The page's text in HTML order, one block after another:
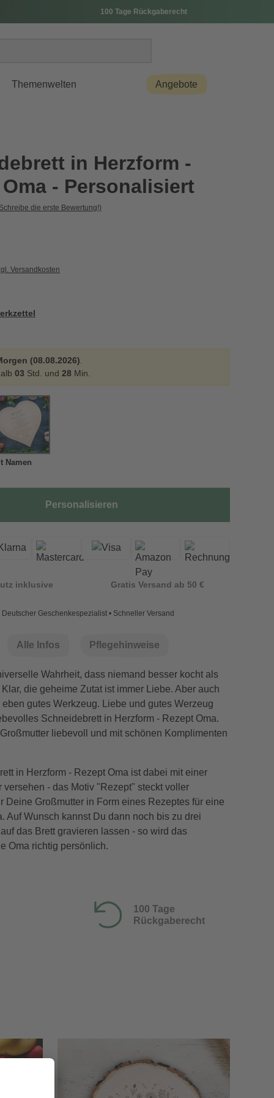
100 Tage Rückgaberecht
Themenwelten Angebote
in Herzform -
- Personalisiert
die erste Bewertung!)
Versandkosten
(08.08.2026)
03 Std. und 28 Min.
Namen
Personalisieren
inklusive Gratis Versand ab 50 €
Deutscher Geschenkespezialist • Schneller Versand
Alle Infos Pflegehinweise
Wahrheit, dass niemand besser kocht als
die geheime Zutat ist immer Liebe. Aber auch
eben gutes Werkzeug. Liebe und gutes Werzeug
Schneidebrett in Herzform - Rezept Oma.
liebevoll und mit schönen Komplimenten
in Herzform - Rezept Oma ist dabei mit einer
versehen - das Motiv "Rezept" steckt voller
Deine Großmutter in Form eines Rezeptes für eine
Auf Wunsch kannst Du dann noch bis zu drei
das Brett gravieren lassen - so wird das
Oma richtig persönlich.
100 Tage
Rückgaberecht